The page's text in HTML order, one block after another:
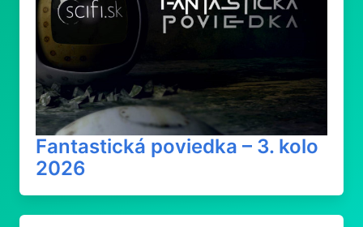
Fantastická poviedka – 3. kolo
2026